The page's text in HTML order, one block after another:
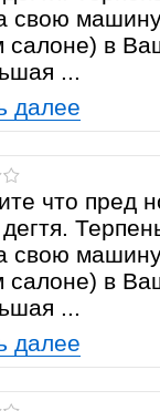
свою
салоне) в
...
далее
что пред
свою
салоне) в
...
далее